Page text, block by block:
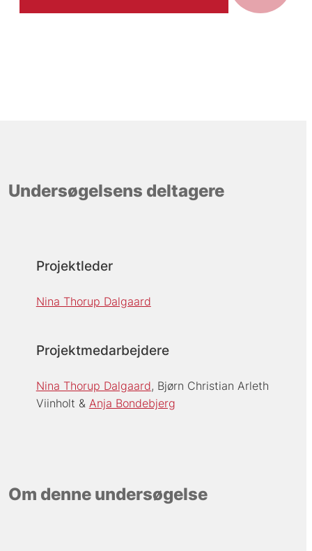
Undersøgelsens deltagere
Projektleder
Nina Thorup Dalgaard
Projektmedarbejdere
Nina Thorup Dalgaard Bjørn Christian Arleth
Viinholt
Anja Bondebjerg
Om denne undersøgelse